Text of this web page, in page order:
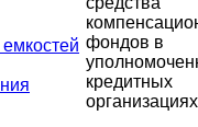
фондов в
кредитных